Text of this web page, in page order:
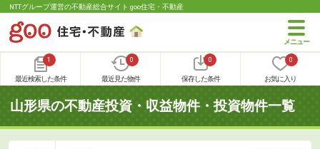
NTTグループ運営の不動産総合サイト goo住宅・不動産
1
最近検索した条件
0
最近見た物件
0
保存した条件
0
お気に入り
山形県の不動産投資・収益物件・投資物件一覧